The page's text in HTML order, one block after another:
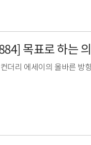
목표로 하는
더리 에세이의 올바른 방